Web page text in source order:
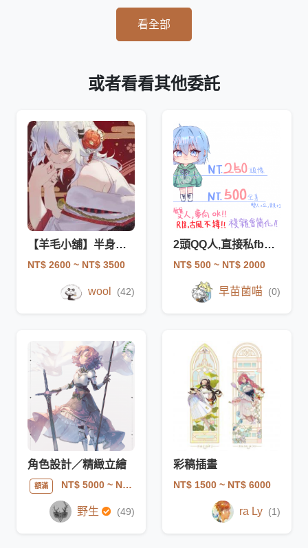
看全部
或者看看其他委託
【羊毛小舖】半身立繪驚喜包
NT$ 2600 ~ NT$ 3500
wool (42)
2頭QQ人,直接私fb比較快🥺
NT$ 500 ~ NT$ 2000
早苗菌喵 (0)
角色設計／精緻立繪
額滿 NT$ 5000~ NT$ 30000
野生 (49)
彩稿插畫
NT$ 1500 ~ NT$ 6000
ra Ly (1)